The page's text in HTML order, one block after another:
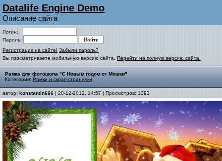
Datalife Engine Demo
Описание сайта
Логин:
Пароль:
Регистрация на сайте! Забыли пароль?
Вы просматриваете мобильную версию сайта. Перейти на полную версию сайта.
Рамка для фотошопа "С Новым годом от Мишки"
Категория: Рамки и скрап-странички
автор: konstantin666 | 20-12-2012, 14:57 | Просмотров: 1393